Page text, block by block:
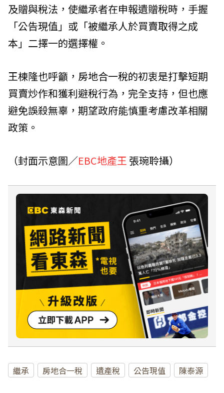
及贈與稅法，使繼承者在申報遺贈稅時，手握
「公告現值」或「被繼承人於買賣取得之成
本」二擇一的選擇權。
王棟隆也呼籲，房地合一稅的初衷是打擊短期
買賣炒作和獲利避稅行為，完全支持，但也應
避免誤殺無辜，期望政府能慎重考慮改革相關
政策。
（封面示意圖／EBC地產王 張琬聆攝）
繼承 房地合一稅 遺產稅 公告現值 陳泰源